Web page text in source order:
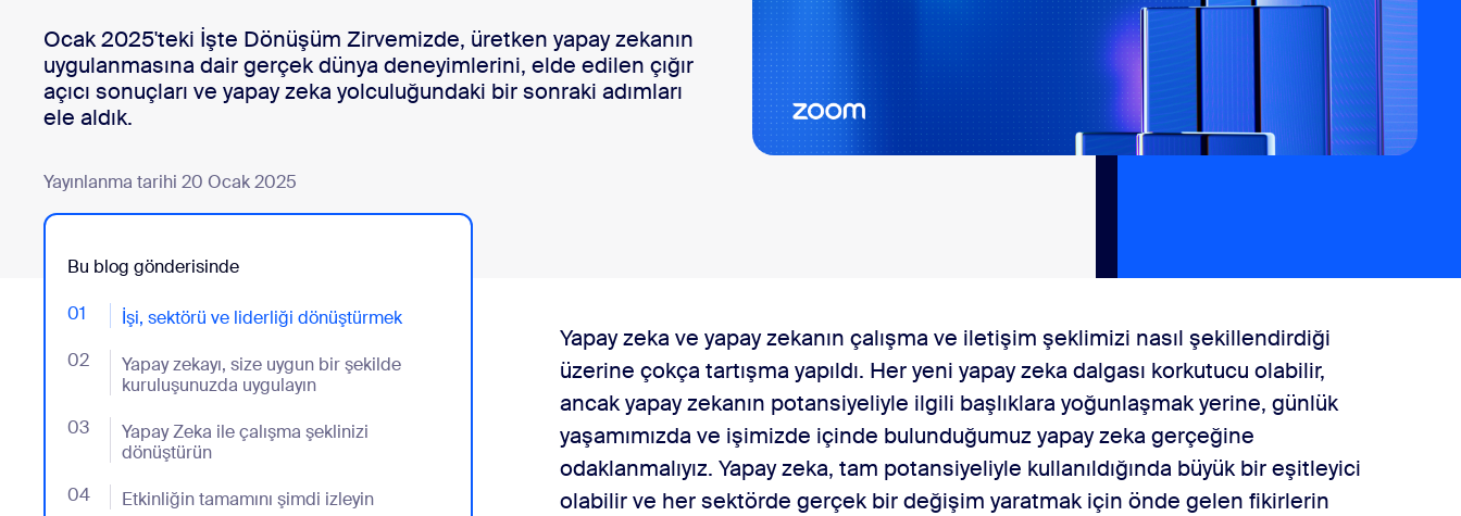
Uygulamalar ve Entegrasyonlar
Bonsai
İndirme Merkezi +1.888.799.9666
Ocak 2025'teki İşte Dönüşüm Zirvemizde, üretken yapay zekanın
uygulanmasına dair gerçek dünya deneyimlerini, elde edilen çığır
açıcı sonuçları ve yapay zeka yolculuğundaki bir sonraki adımları
ele aldık.
Yayınlanma tarihi 20 Ocak 2025
Bu blog gönderisinde
01 İşi, sektörü ve liderliği dönüştürmek
- Jumplink to İşi, sektörü ve liderliği dönüştürmek
02
Yapay zekayı, size uygun bir şekilde
kuruluşunuzda uygulayın
- Jumplink to Yapay zekayı, size uygun bir şekilde kuruluşunuzda uygulayın
03
Yapay Zeka ile çalışma şeklinizi
dönüştürün
- Jumplink to Yapay Zeka ile çalışma şeklinizi dönüştürün
04 Etkinliğin tamamını şimdi izleyin
- Jumplink to Etkinliğin tamamını şimdi izleyin
Yapay zeka ve yapay zekanın çalışma ve iletişim şeklimizi nasıl şekillendirdiği
üzerine çokça tartışma yapıldı. Her yeni yapay zeka dalgası korkutucu olabilir,
ancak yapay zekanın potansiyeliyle ilgili başlıklara yoğunlaşmak yerine, günlük
yaşamımızda ve işimizde içinde bulunduğumuz yapay zeka gerçeğine
odaklanmalıyız. Yapay zeka, tam potansiyeliyle kullanıldığında büyük bir eşitleyici
olabilir ve her sektörde gerçek bir değişim yaratmak için önde gelen fikirlerin